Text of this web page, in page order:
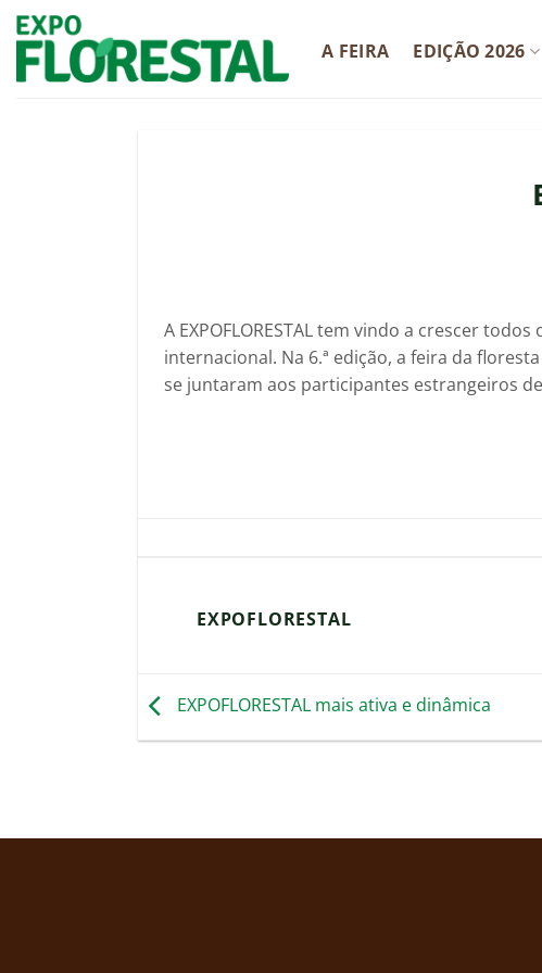
Skip
content
A FEIRA EDIÇÃO 2026
A EXPOFLORESTAL tem vindo a crescer
internacional. Na 6.ª edição, a feira da
se juntaram aos participantes estrangeiros
EXPOFLORESTAL
EXPOFLORESTAL mais ativa e dinâmica